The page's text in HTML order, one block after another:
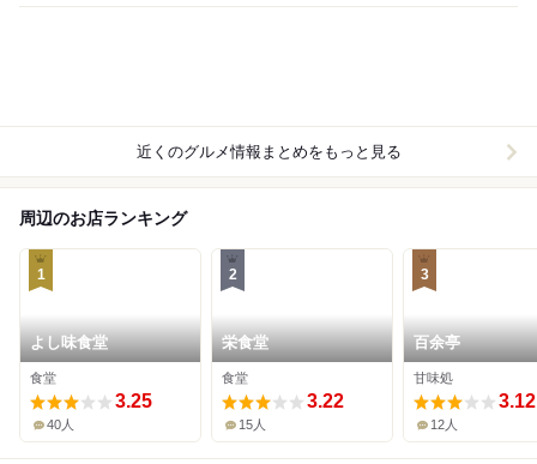
近くのグルメ情報まとめをもっと見る
周辺のお店ランキング
1
よし味食堂
食堂
3.25
40人
2
栄食堂
食堂
3.22
15人
3
百余亭
甘味処
3.12
12人